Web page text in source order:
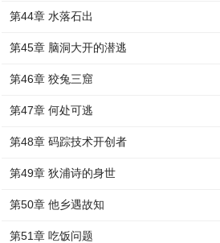
第44章 水落石出
第45章 脑洞大开的潜逃
第46章 狡兔三窟
第47章 何处可逃
第48章 码踪技术开创者
第49章 狄浦诗的身世
第50章 他乡遇故知
第51章 吃饭问题